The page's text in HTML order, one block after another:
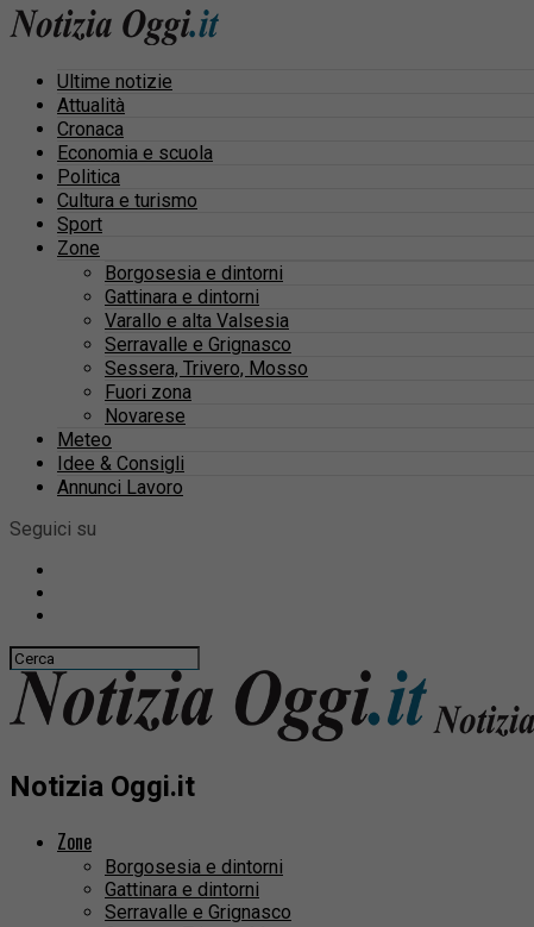
Ultime notizie
Attualità
Cronaca
Economia e scuola
Politica
Cultura e turismo
Sport
Zone
Borgosesia e dintorni
Gattinara e dintorni
Varallo e alta Valsesia
Serravalle e Grignasco
Sessera, Trivero, Mosso
Fuori zona
Novarese
Meteo
Idee & Consigli
Annunci Lavoro
Seguici su
Notizia Oggi.it
Zone
Borgosesia e dintorni
Gattinara e dintorni
Serravalle e Grignasco